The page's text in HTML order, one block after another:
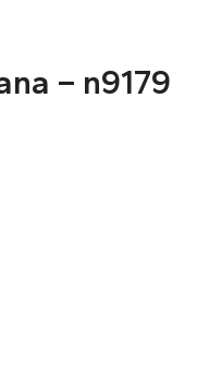
– n9179